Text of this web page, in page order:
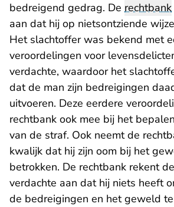
bedreigend gedrag. De rechtbank
aan dat hij op nietsontziende
Het slachtoffer was bekend met
veroordelingen voor
verdachte, waardoor het
dat de man zijn bedreigingen
uitvoeren. Deze eerdere
rechtbank ook mee bij het
van de straf. Ook neemt de
kwalijk dat hij zijn oom bij het
betrokken. De rechtbank rekent
verdachte aan dat hij niets heeft
de bedreigingen en het geweld